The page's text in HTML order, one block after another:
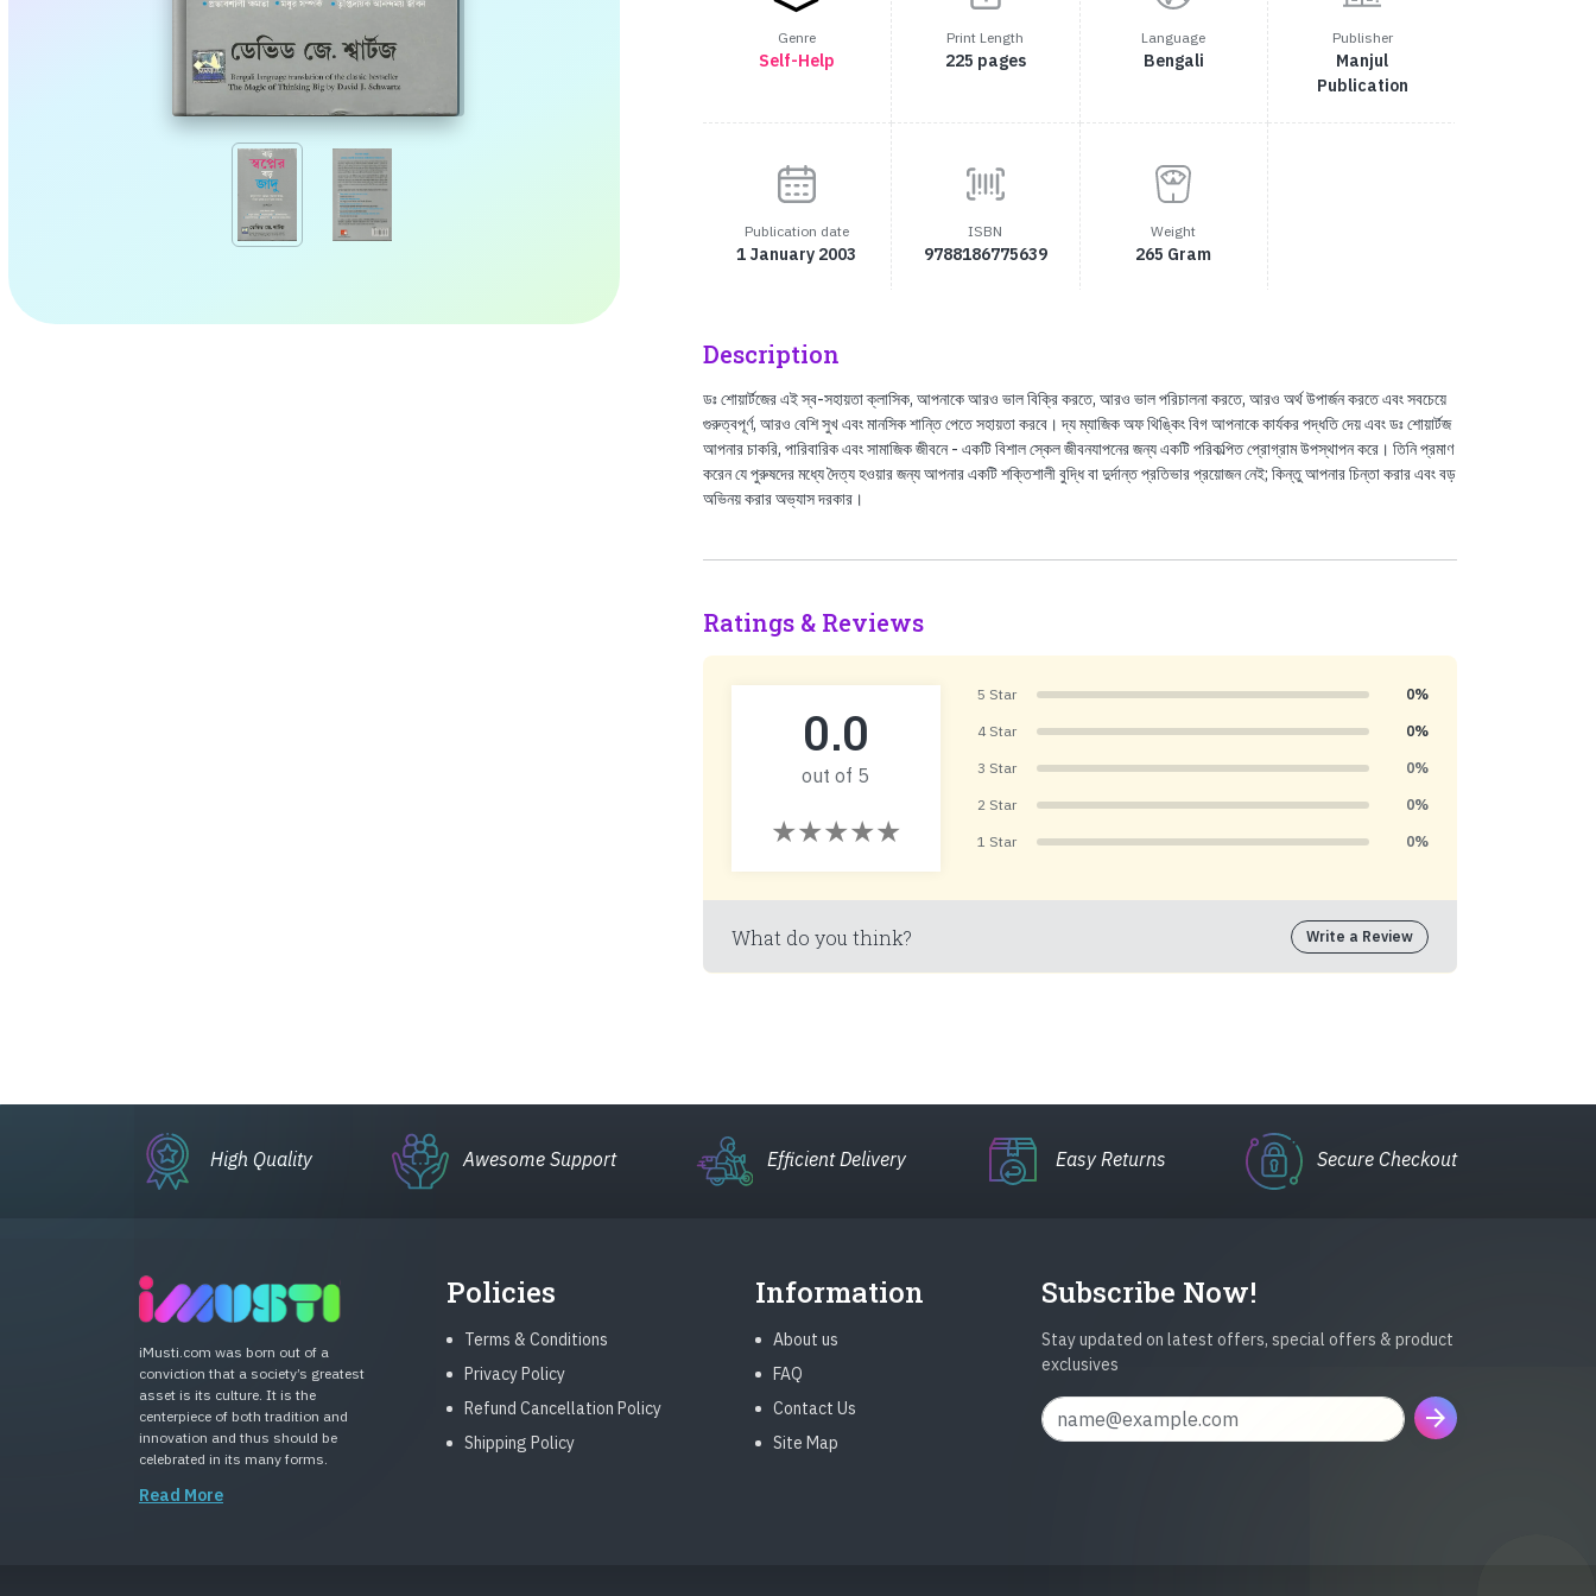
Genre
Self-Help
Print Length
225 pages
Language
Bengali
Publisher
Manjul
Publication
Publication date
1 January 2003
ISBN
9788186775639
Weight
265 Gram
Description
ডঃ শোয়ার্টজের এই স্ব-সহায়তা ক্লাসিক, আপনাকে আরও ভাল বিক্রি করতে, আরও ভাল পরিচালনা করতে, আরও অর্থ উপার্জন করতে এবং সবচেয়ে
গুরুত্বপূর্ণ, আরও বেশি সুখ এবং মানসিক শান্তি পেতে সহায়তা করবে। দ্য ম্যাজিক অফ থিঙ্কিং বিগ আপনাকে কার্যকর পদ্ধতি দেয় এবং ডঃ শোয়ার্টজ
আপনার চাকরি, পারিবারিক এবং সামাজিক জীবনে - একটি বিশাল স্কেল জীবনযাপনের জন্য একটি পরিকল্পিত প্রোগ্রাম উপস্থাপন করে। তিনি প্রমাণ
করেন যে পুরুষদের মধ্যে দৈত্য হওয়ার জন্য আপনার একটি শক্তিশালী বুদ্ধি বা দুর্দান্ত প্রতিভার প্রয়োজন নেই; কিন্তু আপনার চিন্তা করার এবং বড়
অভিনয় করার অভ্যাস দরকার।
Ratings & Reviews
0.0
out of 5
5 Star 0%
4 Star 0%
3 Star 0%
2 Star 0%
1 Star 0%
What do you think? Write a Review
High Quality Awesome Support Efficient Delivery Easy Returns Secure Checkout
iMusti.com was born out of a
conviction that a society’s greatest
asset is its culture. It is the
centerpiece of both tradition and
innovation and thus should be
celebrated in its many forms.
Read More
Policies
Terms & Conditions
Privacy Policy
Refund Cancellation Policy
Shipping Policy
Information
About us
FAQ
Contact Us
Site Map
Subscribe Now!
Stay updated on latest offers, special offers & product
exclusives
arrow_forward